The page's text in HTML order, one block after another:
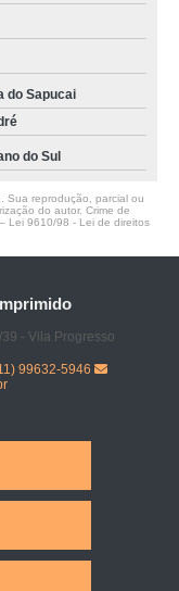
do Sapucai
do Sul
Sua reprodução, parcial ou
do autor. Crime de
Lei 9610/98 - Lei de direitos
- Vila Progresso
99632-5946